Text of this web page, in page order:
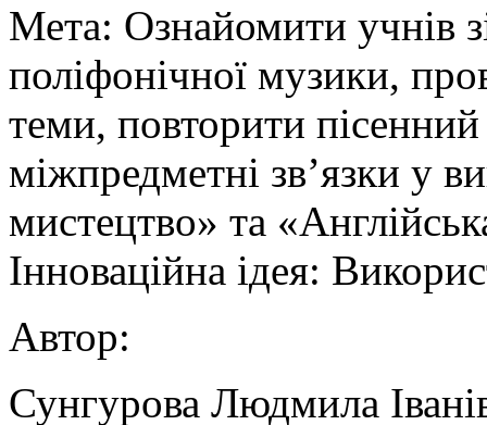
Мета: Ознайомити учнів
поліфонічної музики,
теми, повторити
міжпредметні зв’язки у
мистецтво» та
Інноваційна ідея:
Автор:
Сунгурова Людмила